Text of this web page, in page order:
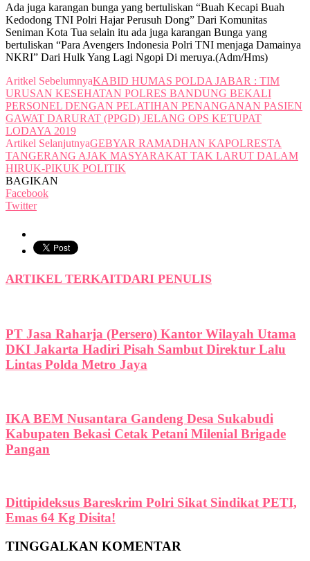
Ada juga karangan bunga yang bertuliskan “Buah Kecapi Buah
Kedodong TNI Polri Hajar Perusuh Dong” Dari Komunitas
Seniman Kota Tua selain itu ada juga karangan Bunga yang
bertuliskan “Para Avengers Indonesia Polri TNI menjaga Damainya
NKRI” Dari Hulk Yang Lagi Ngopi Di meruya.(Adm/Hms)
Aritkel SebelumnyaKABID HUMAS POLDA JABAR : TIM
URUSAN KESEHATAN POLRES BANDUNG BEKALI
PERSONEL DENGAN PELATIHAN PENANGANAN PASIEN
GAWAT DARURAT (PPGD) JELANG OPS KETUPAT
LODAYA 2019
Artikel SelanjutnyaGEBYAR RAMADHAN KAPOLRESTA
TANGERANG AJAK MASYARAKAT TAK LARUT DALAM
HIRUK-PIKUK POLITIK
BAGIKAN
Facebook
Twitter
ARTIKEL TERKAITDARI PENULIS
PT Jasa Raharja (Persero) Kantor Wilayah Utama
DKI Jakarta Hadiri Pisah Sambut Direktur Lalu
Lintas Polda Metro Jaya
IKA BEM Nusantara Gandeng Desa Sukabudi
Kabupaten Bekasi Cetak Petani Milenial Brigade
Pangan
Dittipideksus Bareskrim Polri Sikat Sindikat PETI,
Emas 64 Kg Disita!
TINGGALKAN KOMENTAR